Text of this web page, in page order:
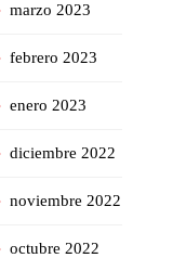
marzo 2023
febrero 2023
enero 2023
diciembre 2022
noviembre 2022
octubre 2022